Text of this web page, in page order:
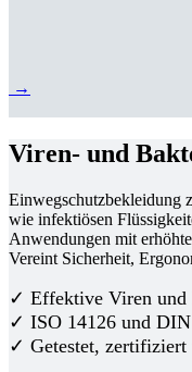
→
Viren- und
Einwegschutzbekleidung
wie infektiösen
Anwendungen mit
Vereint Sicherheit,
✓ Effektive Viren und
✓ ISO 14126 und
✓ Getestet,